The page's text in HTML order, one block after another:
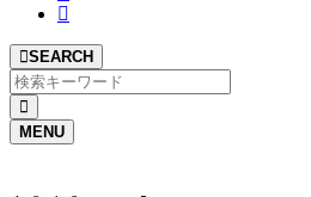
SEARCH
MENU